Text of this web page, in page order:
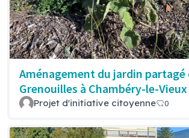
Aménagement du jardin partagé
Grenouilles à Chambéry-le-Vieux
Projet d'initiative citoyenne 0